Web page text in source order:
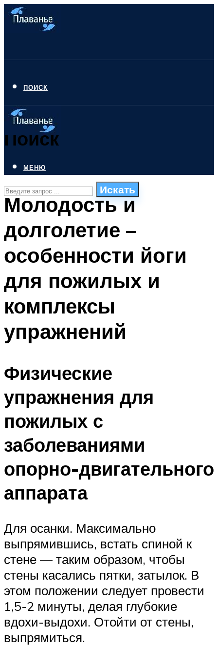
ПОИСК
Поиск
Искать
СТИЛИ ПЛАВАНЬЯ
ПЛАВАНЬЕ ДЛЯ ДЕТЕЙ
БАССЕЙН ДЛЯ ДОМА
МЕНЮ
МЕНЮ
Молодость и
долголетие –
особенности йоги
для пожилых и
комплексы
упражнений
Физические
упражнения для
пожилых с
заболеваниями
опорно-двигательного
аппарата
Для осанки. Максимально
выпрямившись, встать спиной к
стене — таким образом, чтобы
стены касались пятки, затылок. В
этом положении следует провести
1,5-2 минуты, делая глубокие
вдохи-выдохи. Отойти от стены,
выпрямиться.